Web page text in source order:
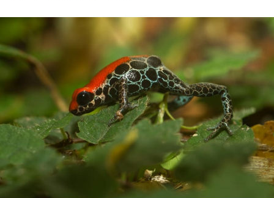
Sledujte prima+
Přihlášení
Sledujte nás